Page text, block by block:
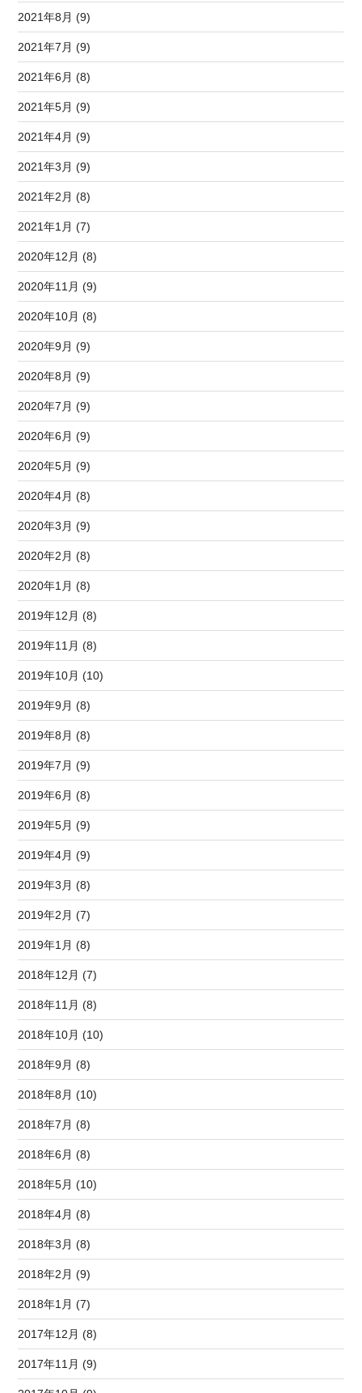
2021年8月 (9)
2021年7月 (9)
2021年6月 (8)
2021年5月 (9)
2021年4月 (9)
2021年3月 (9)
2021年2月 (8)
2021年1月 (7)
2020年12月 (8)
2020年11月 (9)
2020年10月 (8)
2020年9月 (9)
2020年8月 (9)
2020年7月 (9)
2020年6月 (9)
2020年5月 (9)
2020年4月 (8)
2020年3月 (9)
2020年2月 (8)
2020年1月 (8)
2019年12月 (8)
2019年11月 (8)
2019年10月 (10)
2019年9月 (8)
2019年8月 (8)
2019年7月 (9)
2019年6月 (8)
2019年5月 (9)
2019年4月 (9)
2019年3月 (8)
2019年2月 (7)
2019年1月 (8)
2018年12月 (7)
2018年11月 (8)
2018年10月 (10)
2018年9月 (8)
2018年8月 (10)
2018年7月 (8)
2018年6月 (8)
2018年5月 (10)
2018年4月 (8)
2018年3月 (8)
2018年2月 (9)
2018年1月 (7)
2017年12月 (8)
2017年11月 (9)